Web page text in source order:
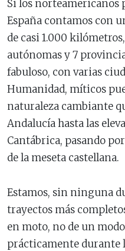
Si los norteamericanos
España contamos con
de casi 1.000
autónomas y 7
fabuloso, con varias
Humanidad, míticos
naturaleza cambiante
Andalucía hasta las
Cantábrica, pasando
de la meseta castellana.
Estamos, sin ninguna
trayectos más
en moto, no de un
prácticamente durante